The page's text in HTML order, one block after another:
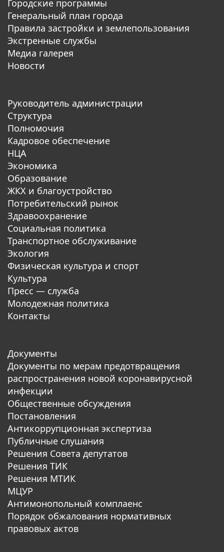
Городские программы
Генеральный план города
Правила застройки и землепользования
Экстренные службы
Медиа галерея
Новости
Руководитель администрации
Структура
Полномочия
Кадровое обеспечение
НЦА
Экономика
Образование
ЖКХ и благоустройство
Потребительский рынок
Здравоохранение
Социальная политика
Транспортное обслуживание
Экология
Физическая культура и спорт
Культура
Пресс — служба
Молодежная политика
Контакты
Документы
Документы по мерам предотвращения
распространения новой коронавирусной
инфекции
Общественные обсуждения
Постановления
Антикоррупционная экспертиза
Публичные слушания
Решения Совета депутатов
Решения ТИК
Решения МТИК
МЦУР
Антимонопольный комплаенс
Порядок обжалования нормативных
правовых актов